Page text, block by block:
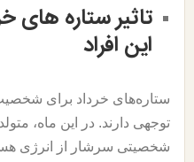
تاثیر ستاره
این افراد
ستاره‌های خرداد برای شخصیت
توجهی دارند. در این ماه،
شخصیتی سرشار از انرژی